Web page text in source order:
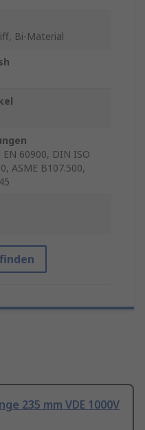
Bi-Material
60900, DIN ISO
ASME B107.500,
235 mm VDE 1000V